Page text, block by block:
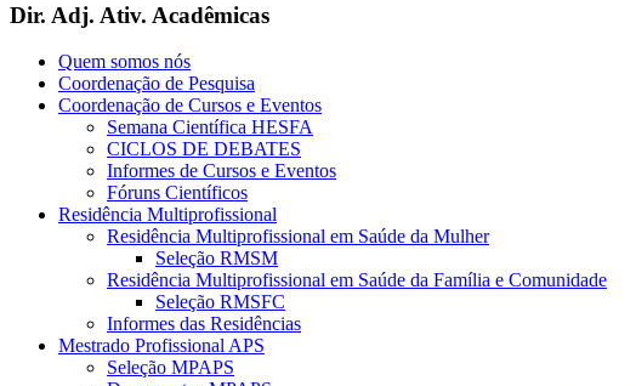
Dir. Adj. Ativ. Acadêmicas
Quem somos nós
Coordenação de Pesquisa
Coordenação de Cursos e Eventos
Semana Científica HESFA
CICLOS DE DEBATES
Informes de Cursos e Eventos
Fóruns Científicos
Residência Multiprofissional
Residência Multiprofissional em Saúde da Mulher
Seleção RMSM
Residência Multiprofissional em Saúde da Família e Comunidade
Seleção RMSFC
Informes das Residências
Mestrado Profissional APS
Seleção MPAPS